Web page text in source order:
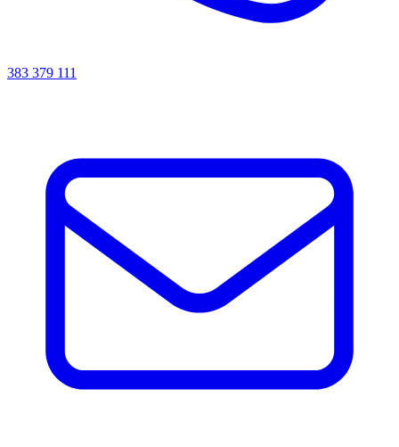
383 379 111